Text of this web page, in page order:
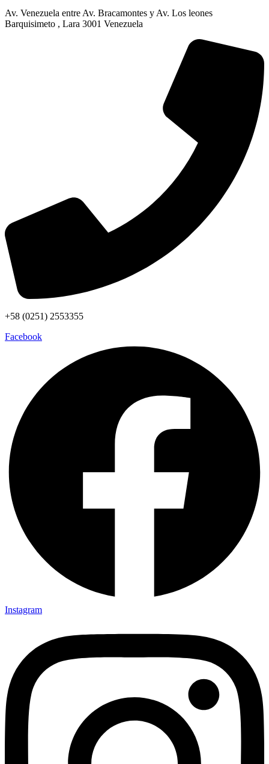
Av. Venezuela entre Av. Bracamontes y Av. Los leones
Barquisimeto , Lara 3001 Venezuela
+58 (0251) 2553355
Facebook
Instagram